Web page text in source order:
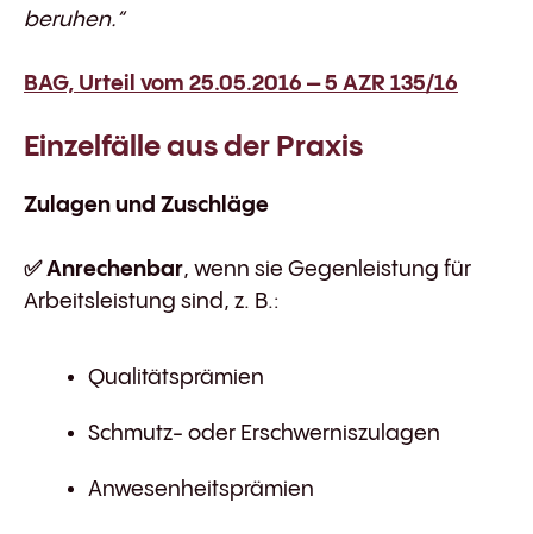
beruhen.“
BAG, Urteil vom 25.05.2016 – 5 AZR 135/16
Einzelfälle aus der Praxis
Zulagen und Zuschläge
✅Anrechenbar, wenn sie Gegenleistung für
Arbeitsleistung sind, z. B.:
Qualitätsprämien
Schmutz- oder Erschwerniszulagen
Anwesenheitsprämien